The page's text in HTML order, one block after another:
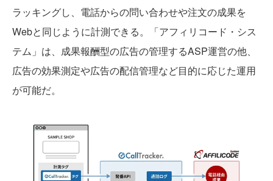
ラッキングし、電話からの問い合わせや注文の成果を
Webと同じように計測できる。「アフィリコード・シス
テム」は、成果報酬型の広告の管理するASP運営の他、
広告の効果測定や広告の配信管理など目的に応じた運用
が可能だ。